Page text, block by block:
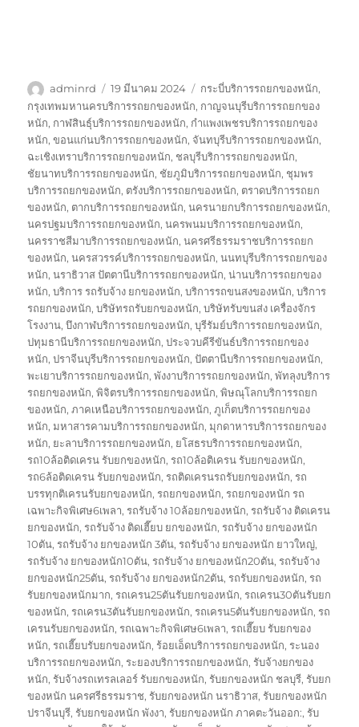
ผู้
เขียน
adminrd
เขียน
เมื่อ
19 มีนาคม 2024
ป้าย
กำกับ
กระบี่บริการรถยกของหนัก,
กรุงเทพมหานครบริการรถยกของหนัก, กาญจนบุรีบริการรถยกของ
หนัก, กาฬสินธุ์บริการรถยกของหนัก, กำแพงเพชรบริการรถยกของ
หนัก,ขอนแก่นบริการรถยกของหนัก, จันทบุรีบริการรถยกของหนัก,
ฉะเชิงเทราบริการรถยกของหนัก, ชลบุรีบริการรถยกของหนัก,
ชัยนาทบริการรถยกของหนัก, ชัยภูมิบริการรถยกของหนัก, ชุมพร
บริการรถยกของหนัก, ตรังบริการรถยกของหนัก, ตราดบริการรถยก
ของหนัก, ตากบริการรถยกของหนัก,นครนายกบริการรถยกของหนัก,
นครปฐมบริการรถยกของหนัก,นครพนมบริการรถยกของหนัก,
นครราชสีมาบริการรถยกของหนัก,นครศรีธรรมราชบริการรถยก
ของหนัก,นครสวรรค์บริการรถยกของหนัก,นนทบุรีบริการรถยกของ
หนัก,นราธิวาส ปัตตานีบริการรถยกของหนัก,น่านบริการรถยกของ
หนัก,บริการ รถรับจ้าง ยกของหนัก,บริการรถขนสงของหนัก,บริการ
รถยกของหนัก,บริษัทรถรับยกของหนัก,บริษัทรับขนส่ง เครื่องจักร
โรงงาน,บึงกาฬบริการรถยกของหนัก,บุรีรัมย์บริการรถยกของหนัก,
ปทุมธานีบริการรถยกของหนัก,ประจวบคีรีขันธ์บริการรถยกของ
หนัก,ปราจีนบุรีบริการรถยกของหนัก,ปัตตานีบริการรถยกของหนัก,
พะเยาบริการรถยกของหนัก,พังงาบริการรถยกของหนัก,พัทลุงบริการ
รถยกของหนัก,พิจิตรบริการรถยกของหนัก,พิษณุโลกบริการรถยก
ของหนัก,ภาคเหนือบริการรถยกของหนัก,ภูเก็ตบริการรถยกของ
หนัก,มหาสารคามบริการรถยกของหนัก,มุกดาหารบริการรถยกของ
หนัก, ยะลาบริการรถยกของหนัก, ยโสธรบริการรถยกของหนัก,
รถ10ล้อติดเครน รับยกของหนัก,รถ10ล้อติเครน รับยกของหนัก,
รถ6ล้อติดเครน รับยกของหนัก,รถติดเครนรถรับยกของหนัก,รถ
บรรทุกติเครนรับยกของหนัก,รถยกของหนัก,รถยกของหนัก รถ
เฉพาะกิจพิเศษ6เพลา,รถรับจ้าง 10ล้อยกของหนัก,รถรับจ้าง ติดเครน
ยกของหนัก,รถรับจ้าง ติดเฮี๊ยบ ยกของหนัก,รถรับจ้าง ยกของหนัก
10ตัน,รถรับจ้าง ยกของหนัก 3ตัน,รถรับจ้าง ยกของหนัก ยาวใหญ่,
รถรับจ้าง ยกของหนัก10ตัน,รถรับจ้าง ยกของหนัก20ตัน,รถรับจ้าง
ยกของหนัก25ตัน,รถรับจ้าง ยกของหนัก2ตัน,รถรับยกของหนัก,รถ
รับยกของหนักมาก,รถเครน25ตันรับยกของหนัก,รถเครน30ตันรับยก
ของหนัก,รถเครน3ตันรับยกของหนัก,รถเครน5ตันรับยกของหนัก,รถ
เครนรับยกของหนัก,รถเฉพาะกิจพิเศษ6เพลา,รถเฮี๊ยบ รับยกของ
หนัก,รถเฮี๊ยบรับยกของหนัก,ร้อยเอ็ดบริการรถยกของหนัก,ระนอง
บริการรถยกของหนัก,ระยองบริการรถยกของหนัก,รับจ้างยกของ
หนัก,รับจ้างรถเทรลเลอร์ รับยกของหนัก,รับยกของหนัก ชลบุรี,รับยก
ของหนัก นครศรีธรรมราช,รับยกของหนัก นราธิวาส,รับยกของหนัก
ปราจีนบุรี,รับยกของหนัก พังงา,รับยกของหนัก ภาคตะวันออก:,รับ